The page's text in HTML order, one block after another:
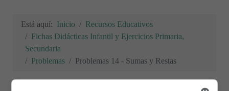
Está aquí: Inicio
Recursos Educativos
Fichas Didácticas Infantil y Ejercicios Primaria,
Secundaria
Problemas
Problemas 14 - Sumas y Restas